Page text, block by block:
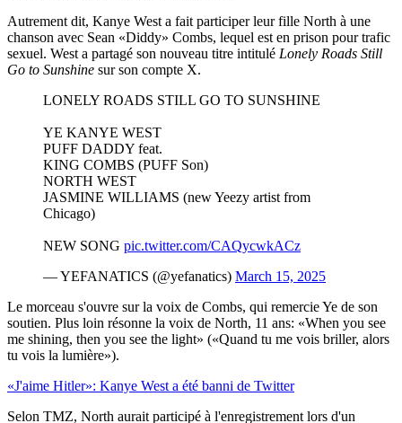
Autrement dit, Kanye West a fait participer leur fille North à une
chanson avec Sean «Diddy» Combs, lequel est en prison pour trafic
sexuel. West a partagé son nouveau titre intitulé Lonely Roads Still
Go to Sunshine sur son compte X.
LONELY ROADS STILL GO TO SUNSHINE
YE KANYE WEST
PUFF DADDY feat.
KING COMBS (PUFF Son)
NORTH WEST
JASMINE WILLIAMS (new Yeezy artist from
Chicago)
NEW SONG pic.twitter.com/CAQycwkACz
— YEFANATICS (@yefanatics) March 15, 2025
Le morceau s'ouvre sur la voix de Combs, qui remercie Ye de son
soutien. Plus loin résonne la voix de North, 11 ans: «When you see
me shining, then you see the light» («Quand tu me vois briller, alors
tu vois la lumière»).
«J'aime Hitler»: Kanye West a été banni de Twitter
Selon TMZ, North aurait participé à l'enregistrement lors d'un